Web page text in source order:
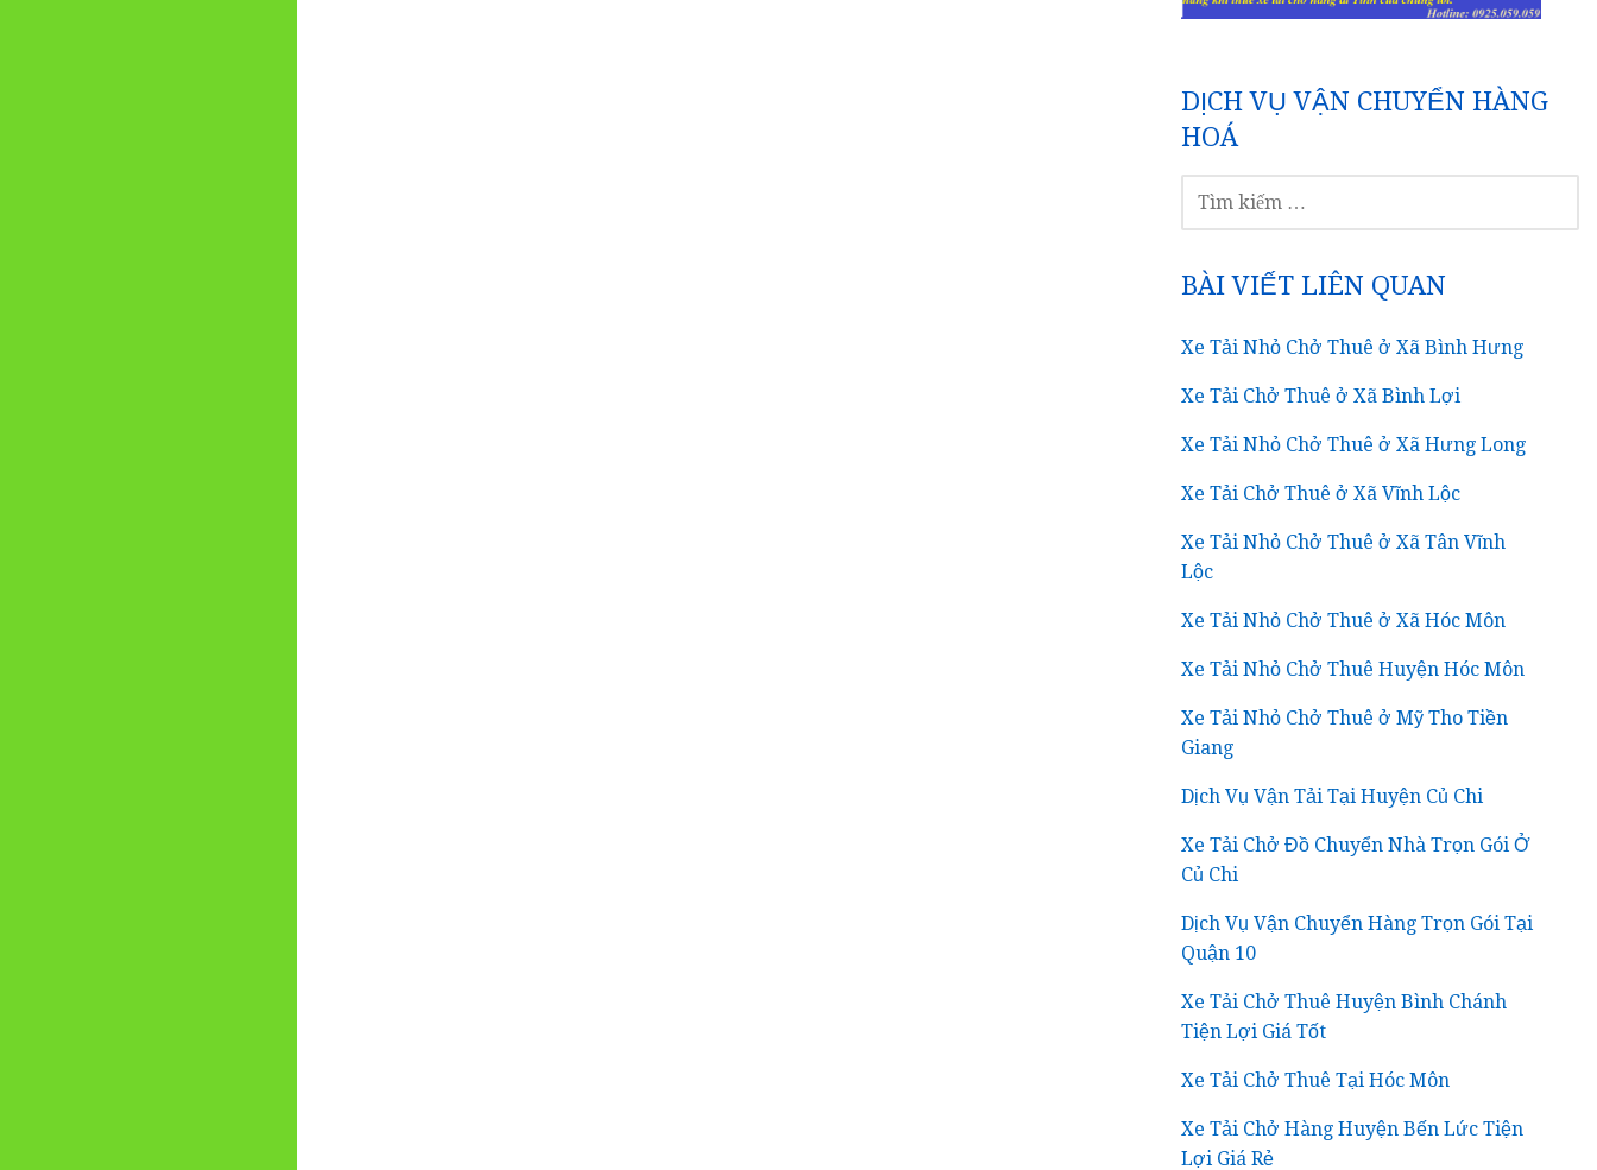
DỊCH VỤ VẬN CHUYỂN HÀNG
HOÁ
KIẾM
BÀI VIẾT LIÊN QUAN
Xe Tải Nhỏ Chở Thuê ở Xã Bình Hưng
Xe Tải Chở Thuê ở Xã Bình Lợi
Xe Tải Nhỏ Chở Thuê ở Xã Hưng Long
Xe Tải Chở Thuê ở Xã Vĩnh Lộc
Xe Tải Nhỏ Chở Thuê ở Xã Tân Vĩnh
Lộc
Xe Tải Nhỏ Chở Thuê ở Xã Hóc Môn
Xe Tải Nhỏ Chở Thuê Huyện Hóc Môn
Xe Tải Nhỏ Chở Thuê ở Mỹ Tho Tiền
Giang
Dịch Vụ Vận Tải Tại Huyện Củ Chi
Xe Tải Chở Đồ Chuyển Nhà Trọn Gói Ở
Củ Chi
Dịch Vụ Vận Chuyển Hàng Trọn Gói Tại
Quận 10
Xe Tải Chở Thuê Huyện Bình Chánh
Tiện Lợi Giá Tốt
Xe Tải Chở Thuê Tại Hóc Môn
Xe Tải Chở Hàng Huyện Bến Lức Tiện
Lợi Giá Rẻ